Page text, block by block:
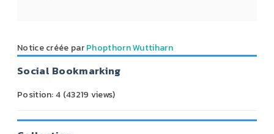
Notice créée parPhopthorn Wuttiharn
Social Bookmarking
Position:4 (43219 views)